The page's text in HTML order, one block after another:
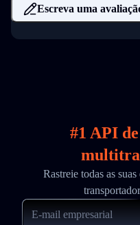
Escreva uma
#1 API
Rastreie todas as